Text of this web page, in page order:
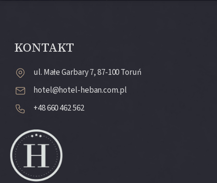
KONTAKT
ul. Małe Garbary 7, 87-100 Toruń
hotel@hotel-heban.com.pl
+48 660 462 562